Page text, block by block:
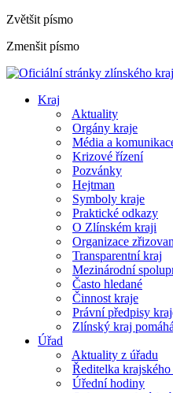
Zvětšit písmo
Zmenšit písmo
Kraj
Aktuality
Orgány kraje
Média a
Krizové řízení
Pozvánky
Hejtman
Symboly kraje
Praktické odkazy
O Zlínském kraji
Organizace
Transparentní kraj
Mezinárodní
Často hledané
Činnost kraje
Právní předpisy
Zlínský kraj pomáhá
Úřad
Aktuality z úřadu
Ředitelka krajského
Úřední hodiny